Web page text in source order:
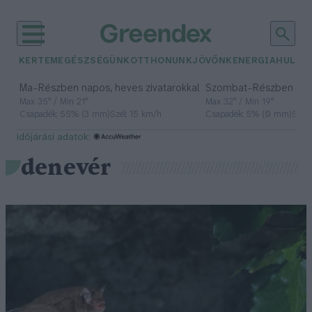
KERTEM EGÉSZSÉGÜNK OTTHONUNKJÖVŐNK ENERGIA
Ma– Részben napos, heves zivatarokkal
Max 35° / Min 21°
Csapadék: 55% (3 mm)Szél: 15 km/h
Szombat– Részben
Max 32° / Min 19°
Csapadék: 5% (0 mm)
időjárási adatok:
denevér